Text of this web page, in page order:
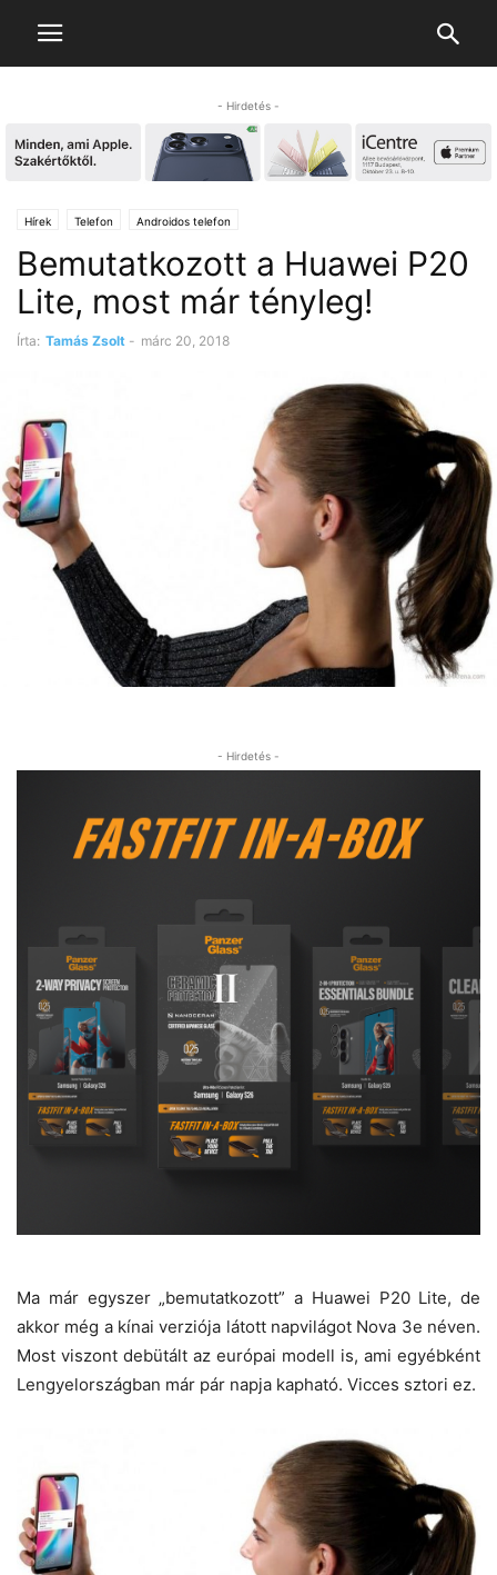
- Hirdetés -
Hírek Telefon Androidos telefon
Bemutatkozott a Huawei P20
Lite, most már tényleg!
Írta: Tamás Zsolt - márc 20, 2018
- Hirdetés -
Ma már egyszer „bemutatkozott” a Huawei P20 Lite, de
akkor még a kínai verziója látott napvilágot Nova 3e néven.
Most viszont debütált az európai modell is, ami egyébként
Lengyelországban már pár napja kapható. Vicces sztori ez.